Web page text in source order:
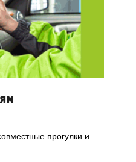
прогулки и